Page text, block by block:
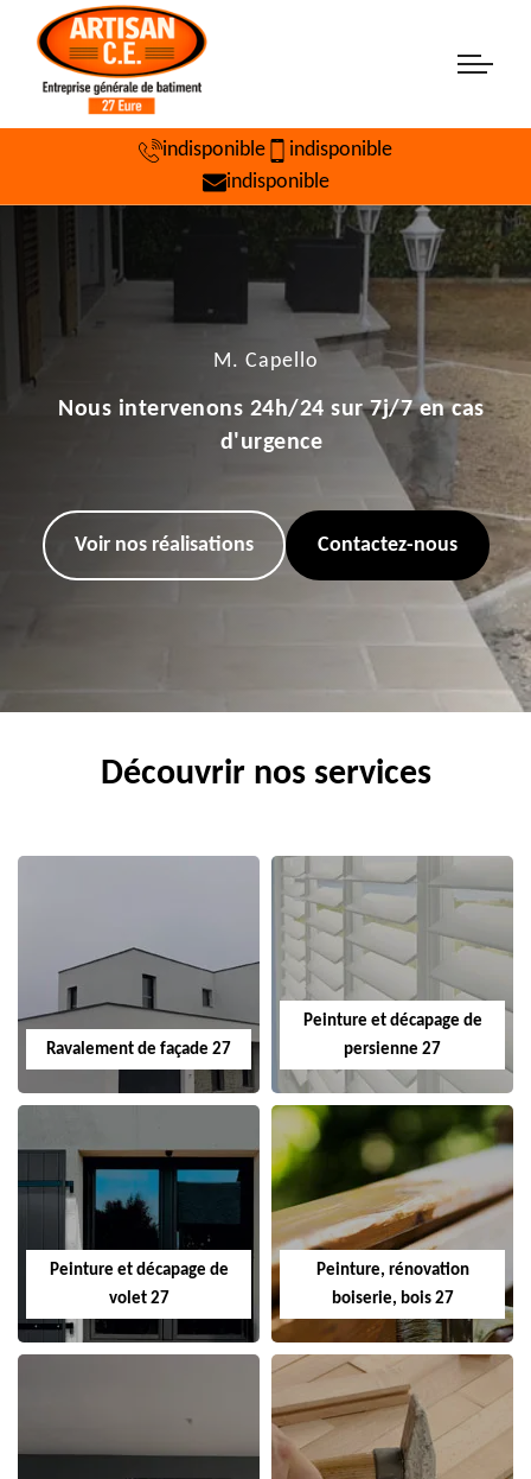
indisponible
indisponible
indisponible
M. Capello
Nous intervenons 24h/24 sur 7j/7 en cas
d'urgence
Voir nos réalisations Contactez-nous
Découvrir nos services
Ravalement de façade 27
Peinture et décapage de
persienne 27
Peinture et décapage de
volet 27
Peinture, rénovation
boiserie, bois 27